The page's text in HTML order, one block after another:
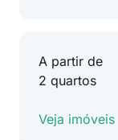
A partir de
2 quartos
Veja imóveis